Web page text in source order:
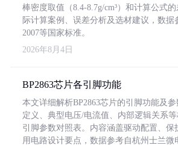
棒密度取值（8.4-8.7g/cm³）和计算公式
际计算案例、误差分析及选材建议，数据
2007等国家标准。
2026年8月4日
BP2863芯片各引脚功能
本文详细解析BP2863芯片的引脚功能及
定义、典型电压/电流值、内部逻辑关系
引脚参数对照表。内容涵盖驱动配置、保
用电路设计要点，数据参考自杭州士兰微